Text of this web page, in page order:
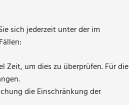
sich jederzeit unter der im
Zeit, um dies zu überprüfen. Für die
die Einschränkung der